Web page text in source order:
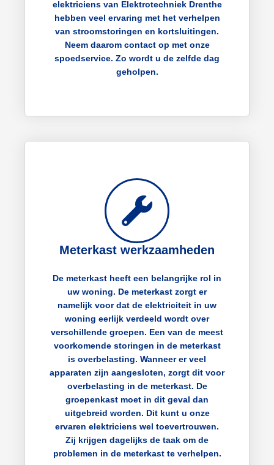
elektriciens van Elektrotechniek Drenthe
hebben veel ervaring met het verhelpen
van stroomstoringen en kortsluitingen.
Neem daarom contact op met onze
spoedservice. Zo wordt u de zelfde dag
geholpen.
Meterkast werkzaamheden
De meterkast heeft een belangrijke rol in
uw woning. De meterkast zorgt er
namelijk voor dat de elektriciteit in uw
woning eerlijk verdeeld wordt over
verschillende groepen. Een van de meest
voorkomende storingen in de meterkast
is overbelasting. Wanneer er veel
apparaten zijn aangesloten, zorgt dit voor
overbelasting in de meterkast. De
groepenkast moet in dit geval dan
uitgebreid worden. Dit kunt u onze
ervaren elektriciens wel toevertrouwen.
Zij krijgen dagelijks de taak om de
problemen in de meterkast te verhelpen.